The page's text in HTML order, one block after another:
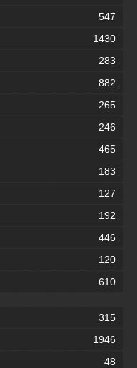
547
1430
283
882
265
246
465
183
127
192
446
120
610
315
1946
48